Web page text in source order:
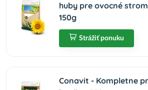
huby pre ovocné
150g
Strážiť ponuku
Conavit - Kompletne